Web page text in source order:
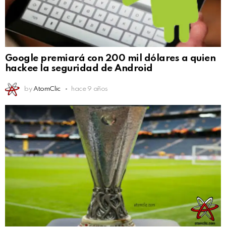
Google premiará con 200 mil dólares a quien
hackee la seguridad de Android
by AtomClic hace 9 años